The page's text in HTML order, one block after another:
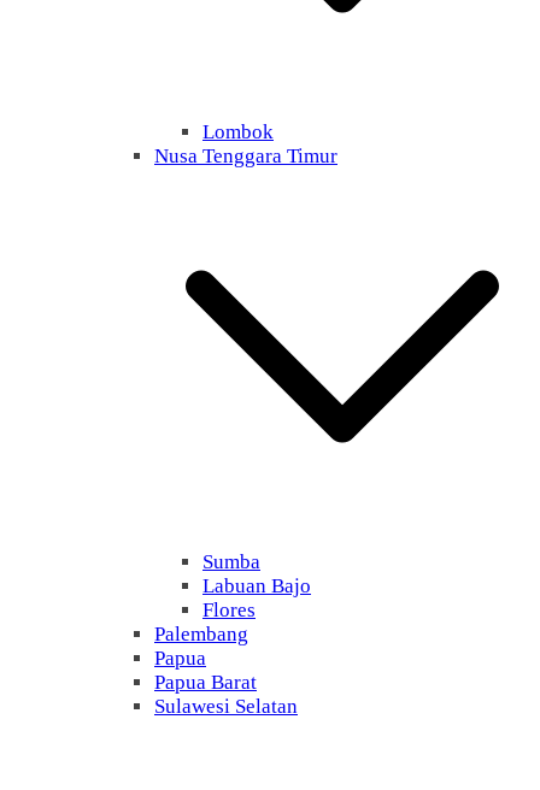
Lombok
Nusa Tenggara Timur
Sumba
Labuan Bajo
Flores
Palembang
Papua
Papua Barat
Sulawesi Selatan